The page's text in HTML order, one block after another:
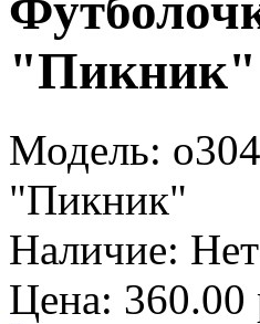
"Пикник"
Модель:
"Пикник"
Наличие:
Цена: 360.00